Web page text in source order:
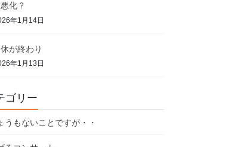
化？
年1月14日
が終わり
年1月13日
ゴリー
うもないことですが・・